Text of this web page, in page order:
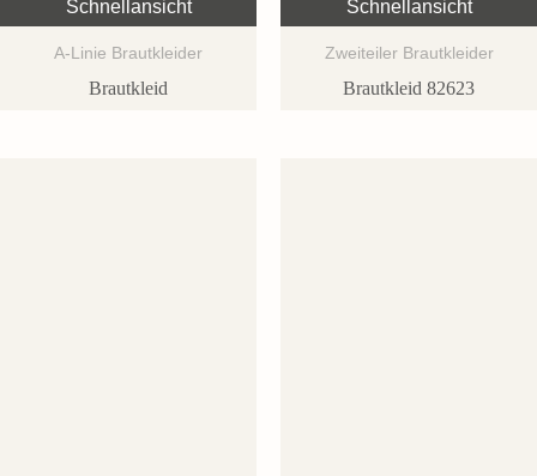
Schnellansicht
A-Linie Brautkleider
Brautkleid
Schnellansicht
Zweiteiler Brautkleider
Brautkleid 82623